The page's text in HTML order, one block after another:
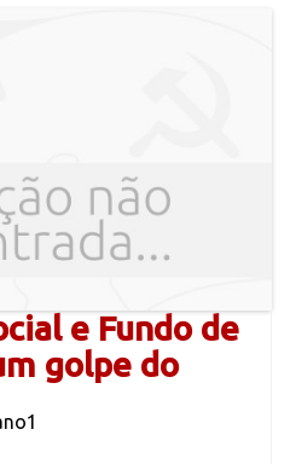
e Fundo de
golpe do